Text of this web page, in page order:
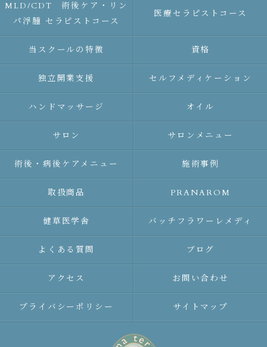
MLD/CDT 術後ケア・リン
パ浮腫 セラピストコース
医療セラピストコース
当スクールの特徴 資格
独立開業支援 セルフメディケーション
ハンドマッサージ オイル
サロン サロンメニュー
術後・病後ケアメニュー 施術事例
取扱商品 PRANAROM
健草医学舎 バッチフラワーレメディ
よくある質問 ブログ
アクセス お問い合わせ
プライバシーポリシー サイトマップ